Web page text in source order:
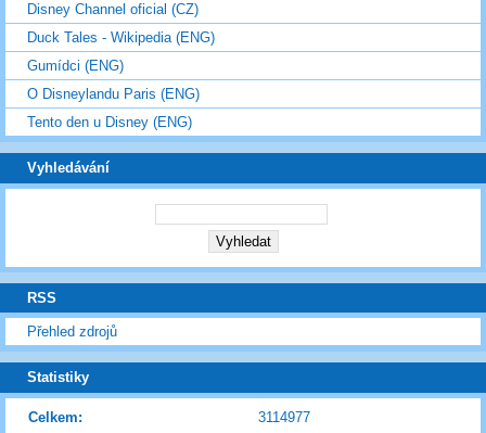
Disney Channel oficial (CZ)
Duck Tales - Wikipedia (ENG)
Gumídci (ENG)
O Disneylandu Paris (ENG)
Tento den u Disney (ENG)
Vyhledávání
RSS
Přehled zdrojů
Statistiky
Celkem: 3114977